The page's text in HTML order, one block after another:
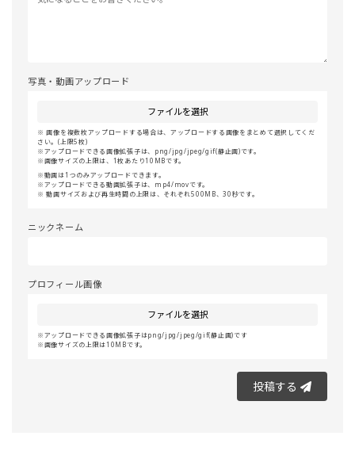
写真・動画アップロード
ファイルを選択
画像を複数枚アップロードする場合は、アップロードする画像をまとめて選択してくだ
さい。(上限5枚)
アップロードできる画像拡張子は、png/jpg/jpeg/gif(静止画)です。
画像サイズの上限は、1枚あたり10MBです。
動画は1つのみアップロードできます。
アップロードできる動画拡張子は、mp4/movです。
動画サイズおよび再生時間の上限は、それぞれ500MB、30秒です。
ニックネーム
プロフィール画像
ファイルを選択
アップロードできる画像拡張子はpng/jpg/jpeg/gif(静止画)です
画像サイズの上限は10MBです。
投稿する